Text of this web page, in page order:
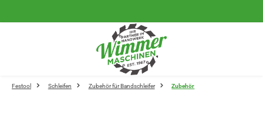
Festool Schleifen Zubehör für Bandschleifer Zubehör